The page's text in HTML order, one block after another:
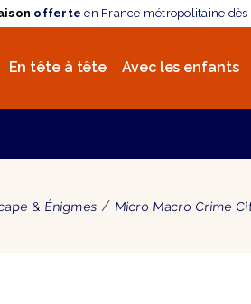
offerte en France métropolitaine dès
En tête à tête Avec les enfants
& Énigmes Micro Macro Crime